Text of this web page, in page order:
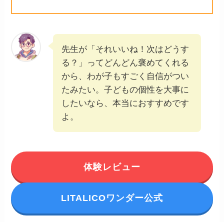
先生が「それいいね！次はどうす
る？」ってどんどん褒めてくれる
から、わが子もすごく自信がつい
たみたい。子どもの個性を大事に
したいなら、本当におすすめです
よ。
体験レビュー
LITALICOワンダー公式